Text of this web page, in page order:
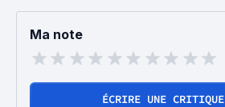
Ma note
ÉCRIRE UNE CRITIQUE